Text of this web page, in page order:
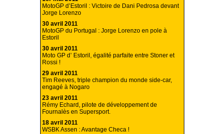
MotoGP d’Estoril : Victoire de Dani Pedrosa devant
Jorge Lorenzo
30 avril 2011
MotoGP du Portugal : Jorge Lorenzo en pole à
Estoril
30 avril 2011
Moto GP d’ Estoril, égalité parfaite entre Stoner et
Rossi !
29 avril 2011
Tim Reeves, triple champion du monde side-car,
engagé à Nogaro
23 avril 2011
Rémy Echard, pilote de développement de
Fournalès en Supersport.
18 avril 2011
WSBK Assen : Avantage Checa !